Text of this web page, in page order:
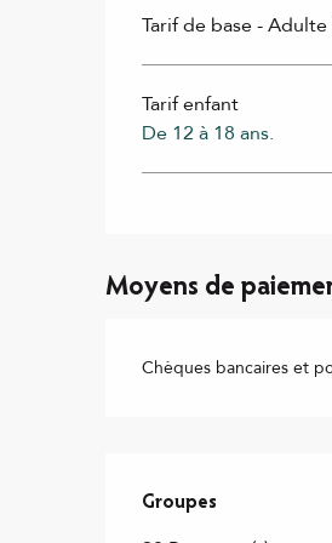
Tarif de base -
Tarif enfant
De 12 à 18 ans.
Moyens de
Chèques bancaires et
Groupes
Groupes